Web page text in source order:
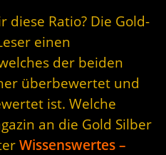
Ratio? Die Gold-
einen
der beiden
überbewertet und
ist. Welche
an die Gold Silber
Wissenswertes –